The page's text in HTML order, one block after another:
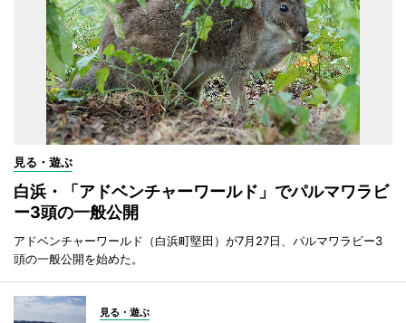
見る・遊ぶ
白浜・「アドベンチャーワールド」でパルマワラビ
ー3頭の一般公開
アドベンチャーワールド（白浜町堅田）が7月27日、パルマワラビー3
頭の一般公開を始めた。
見る・遊ぶ